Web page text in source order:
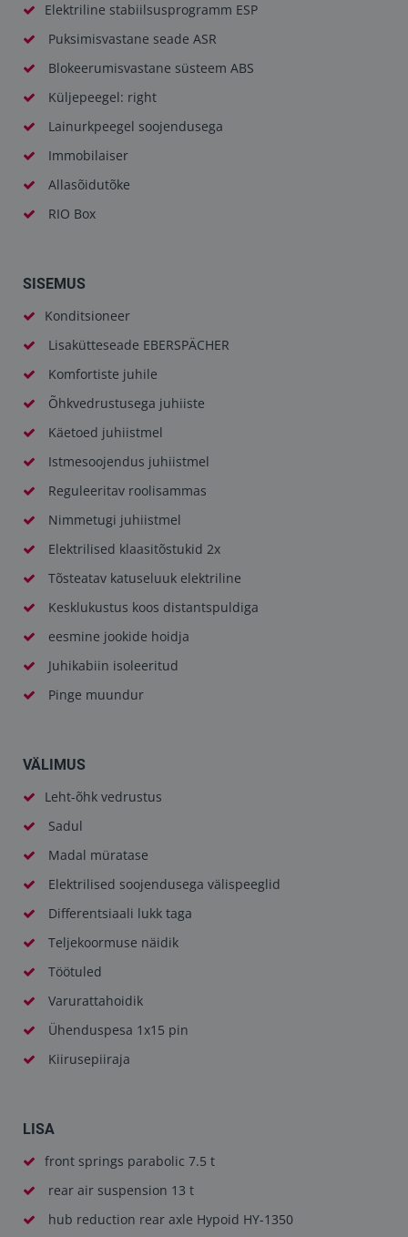
Elektriline stabiilsusprogramm ESP
Puksimisvastane seade ASR
Blokeerumisvastane süsteem ABS
Küljepeegel: right
Lainurkpeegel soojendusega
Immobilaiser
Allasõidutõke
RIO Box
SISEMUS
Konditsioneer
Lisakütteseade EBERSPÄCHER
Komfortiste juhile
Õhkvedrustusega juhiiste
Käetoed juhiistmel
Istmesoojendus juhiistmel
Reguleeritav roolisammas
Nimmetugi juhiistmel
Elektrilised klaasitõstukid 2x
Tõsteatav katuseluuk elektriline
Kesklukustus koos distantspuldiga
eesmine jookide hoidja
Juhikabiin isoleeritud
Pinge muundur
VÄLIMUS
Leht-õhk vedrustus
Sadul
Madal müratase
Elektrilised soojendusega välispeeglid
Differentsiaali lukk taga
Teljekoormuse näidik
Töötuled
Varurattahoidik
Ühenduspesa 1x15 pin
Kiirusepiiraja
LISA
front springs parabolic 7.5 t
rear air suspension 13 t
hub reduction rear axle Hypoid HY-1350